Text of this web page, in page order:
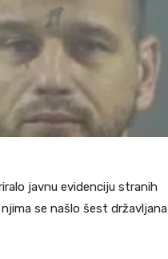
javnu evidenciju stranih
se našlo šest državljana